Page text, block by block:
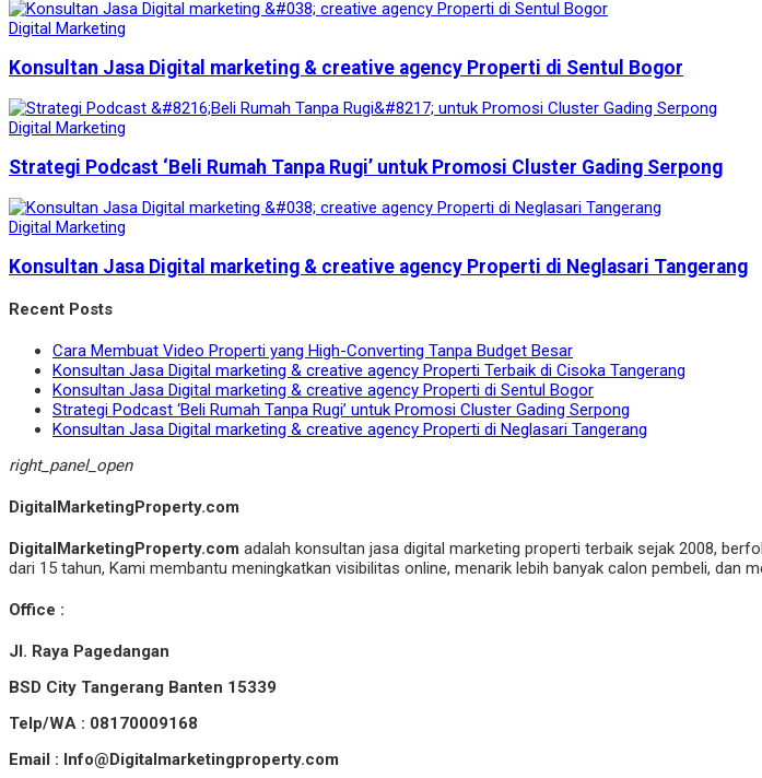
Digital Marketing
Konsultan Jasa Digital marketing & creative agency Properti di Sentul Bogor
Digital Marketing
Strategi Podcast ‘Beli Rumah Tanpa Rugi’ untuk Promosi Cluster Gading Serpong
Digital Marketing
Konsultan Jasa Digital marketing & creative agency Properti di Neglasari Tangerang
Recent Posts
Cara Membuat Video Properti yang High-Converting Tanpa Budget Besar
Konsultan Jasa Digital marketing & creative agency Properti Terbaik di Cisoka Tangerang
Konsultan Jasa Digital marketing & creative agency Properti di Sentul Bogor
Strategi Podcast ‘Beli Rumah Tanpa Rugi’ untuk Promosi Cluster Gading Serpong
Konsultan Jasa Digital marketing & creative agency Properti di Neglasari Tangerang
right_panel_open
DigitalMarketingProperty.com
DigitalMarketingProperty.com adalah konsultan jasa digital marketing properti terbaik sejak 2008,
dari 15 tahun, Kami membantu meningkatkan visibilitas online, menarik lebih banyak calon pembeli, dan
Office :
Jl. Raya Pagedangan
BSD City Tangerang Banten 15339
Telp/WA : 08170009168
Email : Info@Digitalmarketingproperty.com